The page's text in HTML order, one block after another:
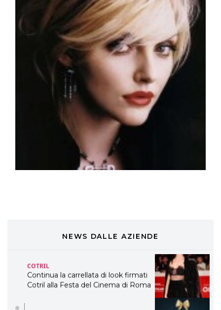
NEWS DALLE AZIENDE
TONI&GUY
A Natale regala una doppia
TONI&GUY “Feel Good Experience”!
LABEL.M lancia la sua innovativa ed
eco-sostenibile linea di prodotti
professionali
Davines presenta cofanetti beauty
preziosi per un regalo adatto ad
COSMOPROF WORLDWIDE BOLOGNA
Cosmprof Worldwide Bologna
pervinca e rosé per Natale
COTRIL
Continua la carrellata di look firmati
Cotril alla Festa del Cinema di Roma